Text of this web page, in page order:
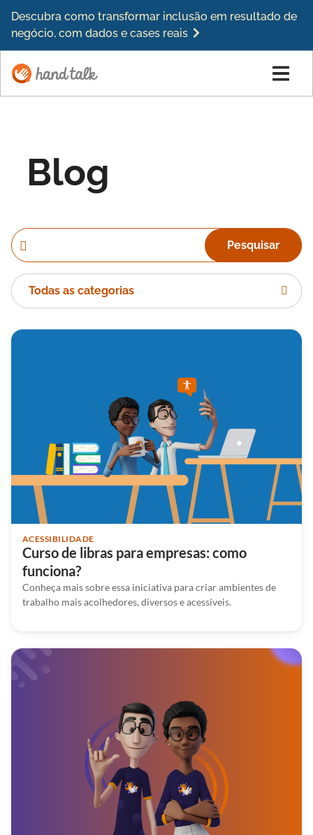
Descubra como transformar inclusão em resultado de
negócio, com dados e cases reais
Blog
Pesquisar
Todas as categorias
ACESSIBILIDADE
Curso de libras para empresas: como
funciona?
Conheça mais sobre essa iniciativa para criar ambientes de
trabalho mais acolhedores, diversos e acessíveis.